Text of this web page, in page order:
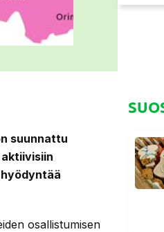
suunnattu
osallistumisen